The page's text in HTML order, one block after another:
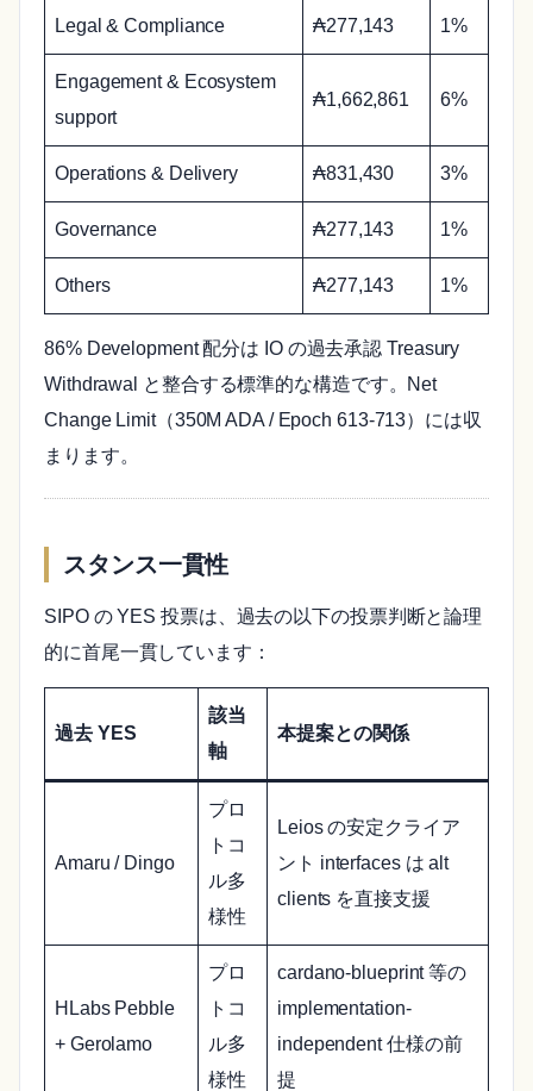
Legal & Compliance ₳277,143 1%
Engagement & Ecosystem
support
₳1,662,861 6%
Operations & Delivery ₳831,430 3%
Governance ₳277,143 1%
Others ₳277,143 1%
86% Development 配分は IO の過去承認 Treasury
Withdrawal と整合する標準的な構造です。Net
Change Limit（350M ADA / Epoch 613-713）には収
まります。
スタンス一貫性
SIPO の YES 投票は、過去の以下の投票判断と論理
的に首尾一貫しています：
過去 YES
該当
軸
本提案との関係
Amaru / Dingo
プロ
トコ
ル多
様性
Leios の安定クライア
ント interfaces は alt
clients を直接支援
HLabs Pebble
+ Gerolamo
プロ
トコ
ル多
様性
cardano-blueprint 等の
implementation-
independent 仕様の前
提